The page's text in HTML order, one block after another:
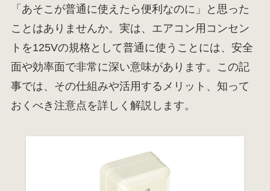
「あそこが普通に使えたら便利なのに」と思った
ことはありませんか。実は、エアコン用コンセン
トを125Vの規格として普通に使うことには、安全
面や効率面で非常に深い意味があります。この記
事では、その仕組みや活用するメリット、知って
おくべき注意点を詳しく解説します。